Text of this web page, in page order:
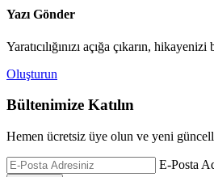
Yazı Gönder
Yaratıcılığınızı açığa çıkarın,
Oluşturun
Bültenimize Katılın
Hemen ücretsiz üye olun ve yeni
E-Posta